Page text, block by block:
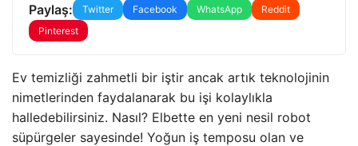
Paylaş: Twitter Facebook WhatsApp
Reddit
Pinterest
Ev temizliği zahmetli bir iştir ancak artık teknolojinin
nimetlerinden faydalanarak bu işi kolaylıkla
halledebilirsiniz. Nasıl? Elbette en yeni nesil robot
süpürgeler sayesinde! Yoğun iş temposu olan ve